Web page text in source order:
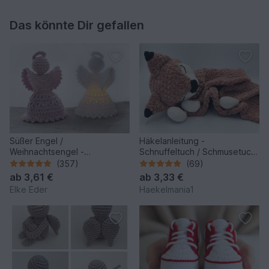
Das könnte Dir gefallen
Süßer Engel /
Weihnachtsengel -
Tischdeko, Baumschmuck -
Häkelanleitung
(357)
ab 3,61 €
Elke Eder
Häkelanleitung -
Schnuffeltuch / Schmusetuch
Fuchs
(69)
ab 3,33 €
Haekelmania1